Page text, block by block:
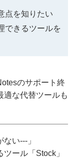
点を知りたい
できるツールを
のサポート終
適な代替ツールも
い---」
ール「Stock」